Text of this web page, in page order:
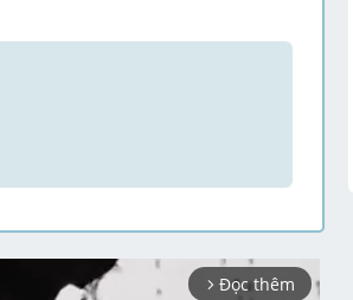
arrow_forward_ios Đọc thêm